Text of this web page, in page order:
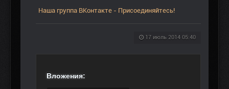
Наша группа ВКонтакте - Присоединяйтесь!
17 июль 2014 05:40
Вложения: